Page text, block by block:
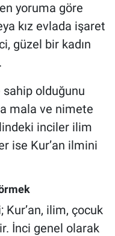
yoruma göre
kız evlada işaret
güzel bir kadın
sahip olduğunu
mala ve nimete
inciler ilim
ise Kur’an ilmini
Kur’an, ilim, çocuk
İnci genel olarak